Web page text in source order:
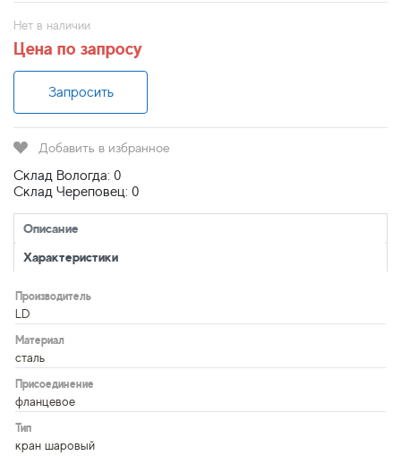
Нет в наличии
Цена по запросу
Запросить
Добавить в избранное
Склад Вологда: 0
Склад Череповец: 0
Описание
Характеристики
Производитель
LD
Материал
сталь
Присоединение
фланцевое
Тип
кран шаровый